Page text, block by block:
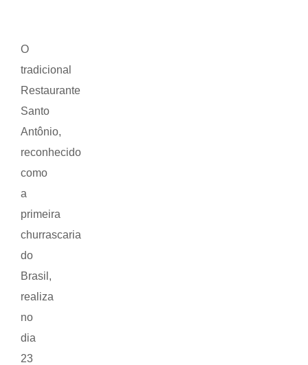
O
tradicional
Restaurante
Santo
Antônio,
reconhecido
como
a
primeira
churrascaria
do
Brasil,
realiza
no
dia
23